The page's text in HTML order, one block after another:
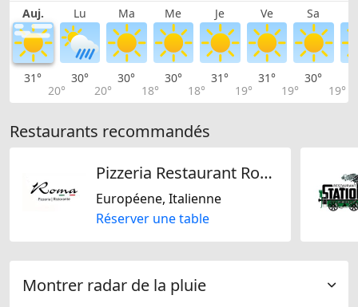
Auj. Lu Ma Me Je Ve Sa
31°
20°
30°
20°
30°
18°
30°
18°
31°
19°
31°
19°
30°
19°
Restaurants recommandés
Pizzeria Restaurant Roma
Européene, Italienne
Réserver une table
Montrer radar de la pluie